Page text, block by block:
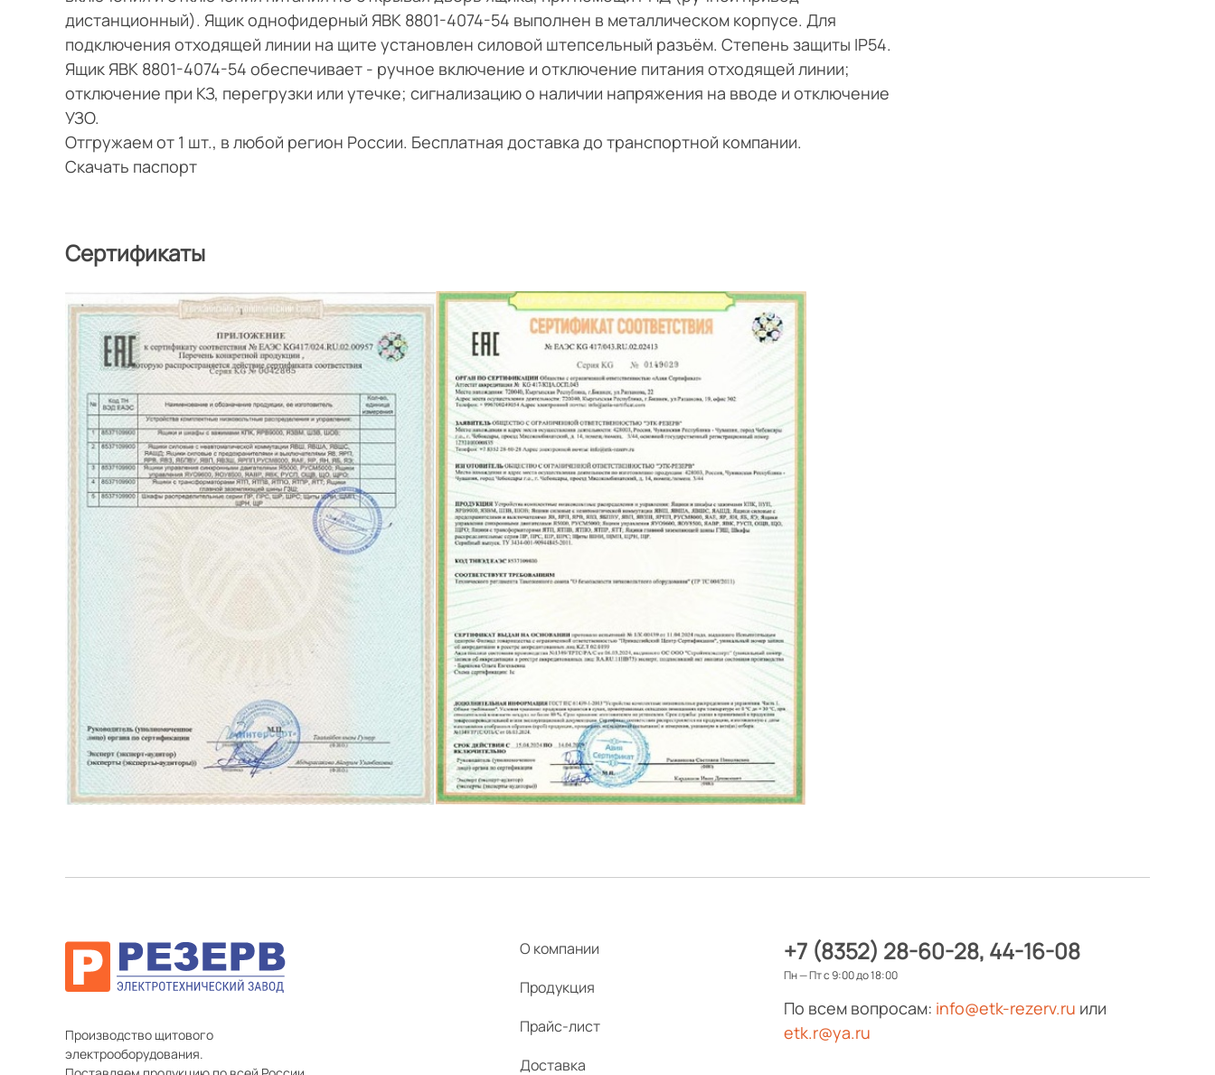
дистанционный). Ящик однофидерный ЯВК 8801-4074-54 выполнен в металлическом корпусе. Для
подключения отходящей линии на щите установлен силовой штепсельный разъём. Степень защиты IP54.
Ящик ЯВК 8801-4074-54 обеспечивает - ручное включение и отключение питания отходящей линии;
отключение при КЗ, перегрузки или утечке; сигнализацию о наличии напряжения на вводе и отключение
УЗО.
Отгружаем от 1 шт., в любой регион России. Бесплатная доставка до транспортной компании.
Скачать паспорт
Сертификаты
Производство щитового
электрооборудования.
О компании
Продукция
Прайс-лист
Доставка
+7 (8352) 28-60-28 44-16-08
Пн — Пт с 9:00 до 18:00
По всем вопросам: info@etk-rezerv.ru или
etk.r@ya.ru